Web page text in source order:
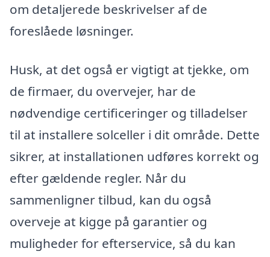
om detaljerede beskrivelser af de
foreslåede løsninger.
Husk, at det også er vigtigt at tjekke, om
de firmaer, du overvejer, har de
nødvendige certificeringer og tilladelser
til at installere solceller i dit område. Dette
sikrer, at installationen udføres korrekt og
efter gældende regler. Når du
sammenligner tilbud, kan du også
overveje at kigge på garantier og
muligheder for efterservice, så du kan